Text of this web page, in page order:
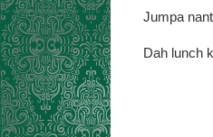
Jumpa
Dah lunch